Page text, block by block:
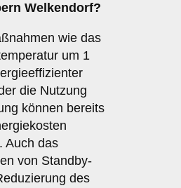
Welkendorf?
wie das
um 1
die Nutzung
können bereits
Auch das
von Standby-
des